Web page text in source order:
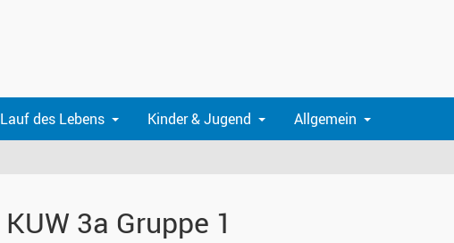
Lauf des Lebens Kinder & Jugend Allgemein
KUW 3a Gruppe 1